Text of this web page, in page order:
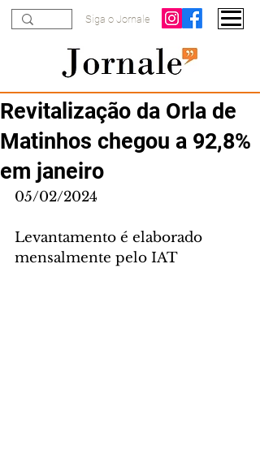
Siga o Jornale
Revitalização da Orla de
Matinhos chegou a 92,8%
em janeiro
05/02/2024
Levantamento é elaborado
mensalmente pelo IAT